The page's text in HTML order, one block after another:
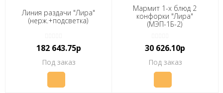
Линия раздачи "Лира"
(нерж.+подсветка)
182 643.75р
Под заказ
Мармит 1-х блюд 2
конфорки "Лира"
(МЭП-1Б-2)
30 626.10р
Под заказ